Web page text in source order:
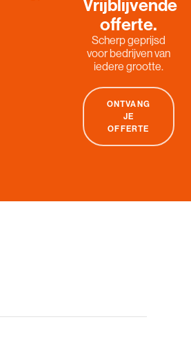
Vrijblijvende
offerte.
Scherp geprijsd
voor bedrijven van
iedere grootte.
ONTVANG
JE
OFFERTE